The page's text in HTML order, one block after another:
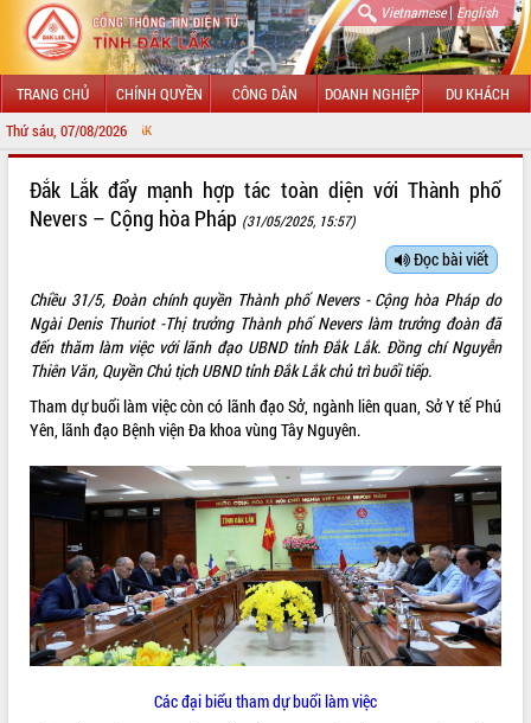
Vietnamese| English
TRANG CHỦ CHÍNH QUYỀN CÔNG DÂN DOANH NGHIỆP DU KHÁCH
Thứ sáu, 07/08/2026
GIỚI THIỆU
LÃNH ĐẠO UBND TỈNH
SỞ, BAN, NGÀNH
UBND CÁC XÃ, PHƯỜNG
THÔNG TIN CHỈ ĐẠO ĐIỀU HÀNH
HỆ THỐNG VĂN BẢN
VĂN BẢN HĐND TỈNH
ĐIỂM TIN VĂN BẢN
QUY HOẠCH - KẾ HOẠCH
Đắk Lắk đẩy mạnh hợp tác toàn diện với Thành phố
Nevers – Cộng hòa Pháp (31/05/2025, 15:57)
Đọc bài viết
Chiều 31/5, Đoàn chính quyền Thành phố Nevers - Cộng hòa Pháp do
Ngài Denis Thuriot -Thị trưởng Thành phố Nevers làm trưởng đoàn đã
đến thăm làm việc với lãnh đạo UBND tỉnh Đắk Lắk. Đồng chí Nguyễn
Thiên Văn, Quyền Chủ tịch UBND tỉnh Đắk Lắk chủ trì buổi tiếp.
Tham dự buổi làm việc còn có lãnh đạo Sở, ngành liên quan, Sở Y tế Phú
Yên, lãnh đạo Bệnh viện Đa khoa vùng Tây Nguyên.
Các đại biểu tham dự buổi làm việc